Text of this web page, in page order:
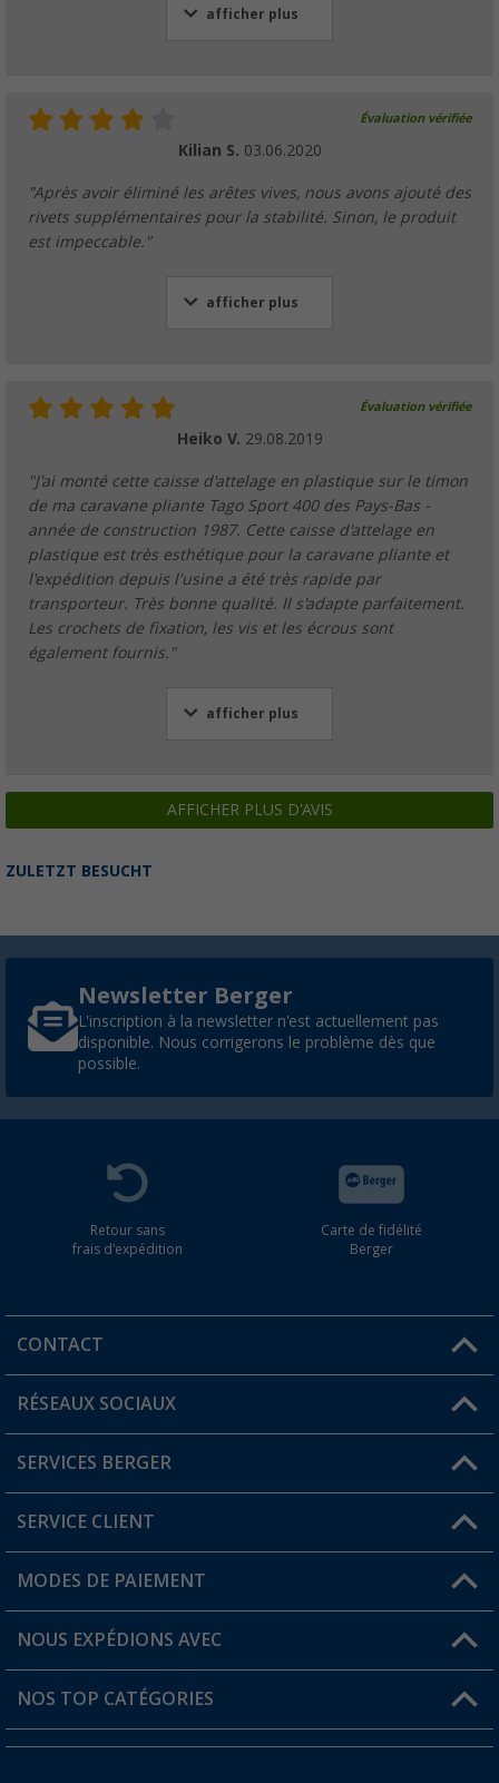
afficher plus
Évaluation vérifiée
Kilian S. 03.06.2020
"Après avoir éliminé les arêtes vives, nous avons ajouté des
rivets supplémentaires pour la stabilité. Sinon, le produit
est impeccable."
afficher plus
Évaluation vérifiée
Heiko V. 29.08.2019
"J'ai monté cette caisse d'attelage en plastique sur le timon
de ma caravane pliante Tago Sport 400 des Pays-Bas -
année de construction 1987. Cette caisse d'attelage en
plastique est très esthétique pour la caravane pliante et
l'expédition depuis l'usine a été très rapide par
transporteur. Très bonne qualité. Il s'adapte parfaitement.
Les crochets de fixation, les vis et les écrous sont
également fournis."
afficher plus
AFFICHER PLUS D'AVIS
ZULETZT BESUCHT
Newsletter Berger
L'inscription à la newsletter n'est actuellement pas
disponible. Nous corrigerons le problème dès que
possible.
Retour sans
frais d'expédition
Carte de fidélité
Berger
CONTACT
Une question ?
Trouver une magasin
RÉSEAUX SOCIAUX
SERVICES BERGER
Devenir revendeur
Mon compte
Carte de fidélité Berger
SERVICE CLIENT
FAQ et contact
Informations sur l'expédition
Statut de la commande
MODES DE PAIEMENT
NOUS EXPÉDIONS AVEC
NOS TOP CATÉGORIES